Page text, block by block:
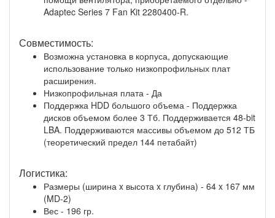
Adaptec Series 7 Fan Kit 2280400-R.
Совместимость:
Возможна установка в корпуса, допускающие
использование только низкопрофильных плат
расширения.
Низкопрофильная плата - Да
Поддержка HDD большого объема - Поддержка
дисков объемом более 3 Тб. Поддерживается 48-bit
LBA. Поддерживаются массивы объемом до 512 ТБ
(теоретический предел 144 петабайт)
Логистика:
Размеры (ширина x высота x глубина) - 64 x 167 мм
(MD-2)
Вес - 196 гр.